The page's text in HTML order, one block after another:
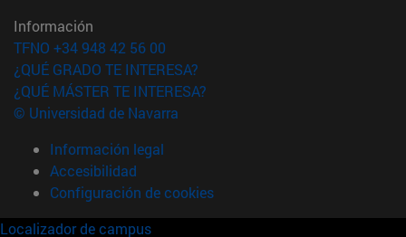
Información
TFNO +34 948 42 56 00
¿QUÉ GRADO TE INTERESA?
¿QUÉ MÁSTER TE INTERESA?
© Universidad de Navarra
Información legal
Accesibilidad
Configuración de cookies
Localizador de campus